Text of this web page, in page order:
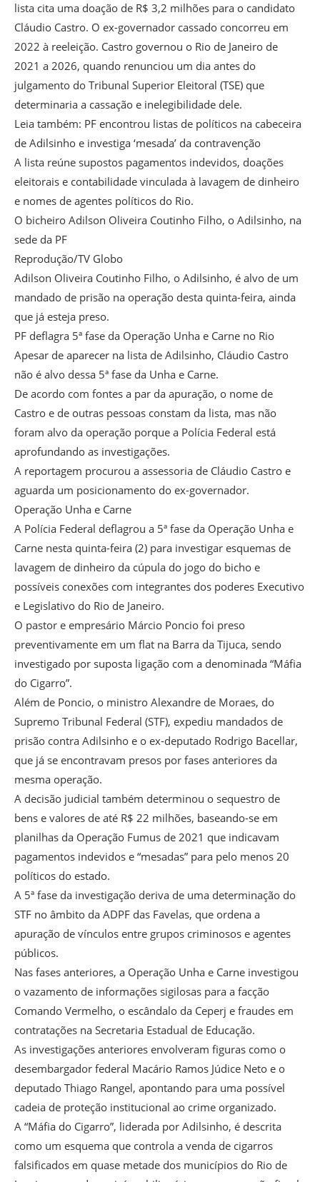
lista cita uma doação de R$ 3,2 milhões para o candidato
Cláudio Castro. O ex-governador cassado concorreu em
2022 à reeleição. Castro governou o Rio de Janeiro de
2021 a 2026, quando renunciou um dia antes do
julgamento do Tribunal Superior Eleitoral (TSE) que
determinaria a cassação e inelegibilidade dele.
Leia também: PF encontrou listas de políticos na cabeceira
de Adilsinho e investiga ‘mesada’ da contravenção
A lista reúne supostos pagamentos indevidos, doações
eleitorais e contabilidade vinculada à lavagem de dinheiro
e nomes de agentes políticos do Rio.
O bicheiro Adilson Oliveira Coutinho Filho, o Adilsinho, na
sede da PF
Reprodução/TV Globo
Adilson Oliveira Coutinho Filho, o Adilsinho, é alvo de um
mandado de prisão na operação desta quinta-feira, ainda
que já esteja preso.
PF deflagra 5ª fase da Operação Unha e Carne no Rio
Apesar de aparecer na lista de Adilsinho, Cláudio Castro
não é alvo dessa 5ª fase da Unha e Carne.
De acordo com fontes a par da apuração, o nome de
Castro e de outras pessoas constam da lista, mas não
foram alvo da operação porque a Polícia Federal está
aprofundando as investigações.
A reportagem procurou a assessoria de Cláudio Castro e
aguarda um posicionamento do ex-governador.
Operação Unha e Carne
A Polícia Federal deflagrou a 5ª fase da Operação Unha e
Carne nesta quinta-feira (2) para investigar esquemas de
lavagem de dinheiro da cúpula do jogo do bicho e
possíveis conexões com integrantes dos poderes Executivo
e Legislativo do Rio de Janeiro.
O pastor e empresário Márcio Poncio foi preso
preventivamente em um flat na Barra da Tijuca, sendo
investigado por suposta ligação com a denominada “Máfia
do Cigarro”.
Além de Poncio, o ministro Alexandre de Moraes, do
Supremo Tribunal Federal (STF), expediu mandados de
prisão contra Adilsinho e o ex-deputado Rodrigo Bacellar,
que já se encontravam presos por fases anteriores da
mesma operação.
A decisão judicial também determinou o sequestro de
bens e valores de até R$ 22 milhões, baseando-se em
planilhas da Operação Fumus de 2021 que indicavam
pagamentos indevidos e “mesadas” para pelo menos 20
políticos do estado.
A 5ª fase da investigação deriva de uma determinação do
STF no âmbito da ADPF das Favelas, que ordena a
apuração de vínculos entre grupos criminosos e agentes
públicos.
Nas fases anteriores, a Operação Unha e Carne investigou
o vazamento de informações sigilosas para a facção
Comando Vermelho, o escândalo da Ceperj e fraudes em
contratações na Secretaria Estadual de Educação.
As investigações anteriores envolveram figuras como o
desembargador federal Macário Ramos Júdice Neto e o
deputado Thiago Rangel, apontando para uma possível
cadeia de proteção institucional ao crime organizado.
A “Máfia do Cigarro”, liderada por Adilsinho, é descrita
como um esquema que controla a venda de cigarros
falsificados em quase metade dos municípios do Rio de